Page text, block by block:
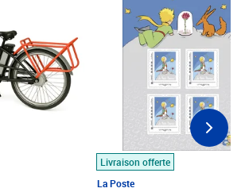
Livraison offerte
La Poste